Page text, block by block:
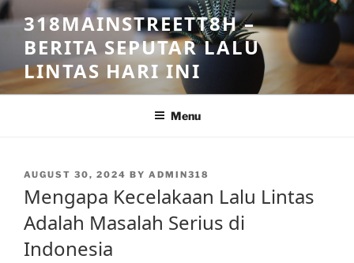
Skip
to
content
318MAINSTREETT8H –
BERITA SEPUTAR LALU
LINTAS HARI INI
Menu
POSTED
AUGUST 30, 2024 BY ADMIN318
Mengapa Kecelakaan Lalu Lintas
Adalah Masalah Serius di
Indonesia